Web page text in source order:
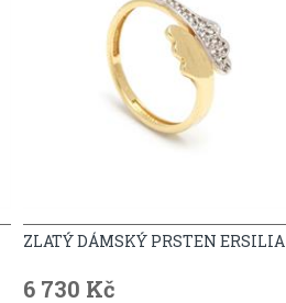
ZLATÝ DÁMSKÝ PRSTEN ERSILIA
6 730 Kč